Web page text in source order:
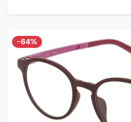
-64%